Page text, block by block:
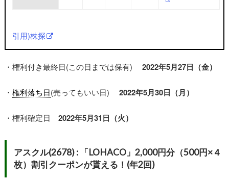
引用)株探
・権利付き最終日(この日までは保有) 2022年5月27日（金）
・ 権利落ち日(売ってもいい日) 2022年5月30日（月）
・権利確定日 2022年5月31日（火）
アスクル(2678) : 「LOHACO」2,000円分（500円×４
枚）割引クーポンが貰える！(年2回)